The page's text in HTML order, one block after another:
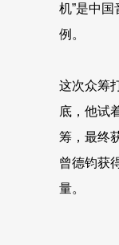
机”是中
例。
这次众筹
底，他试
筹，最终
曾德钧获
量。